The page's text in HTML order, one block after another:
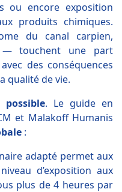
ou encore exposition
produits chimiques.
du canal carpien,
— touchent une part
des conséquences
qualité de vie.
. Le guide en
et Malakoff Humanis
:
adapté permet aux
d’exposition aux
plus de 4 heures par